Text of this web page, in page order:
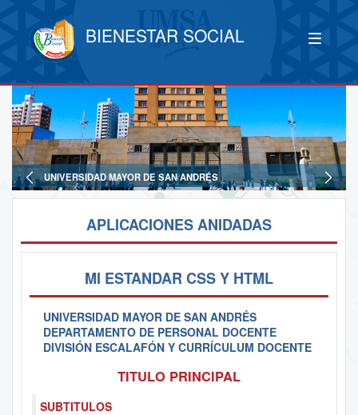
BIENESTAR SOCIAL
UNIVERSIDAD MAYOR DE SAN ANDRÉS
APLICACIONES ANIDADAS
MI ESTANDAR CSS Y HTML
UNIVERSIDAD MAYOR DE SAN ANDRÉS
DEPARTAMENTO DE PERSONAL DOCENTE
DIVISIÓN ESCALAFÓN Y CURRÍCULUM DOCENTE
TITULO PRINCIPAL
SUBTITULOS